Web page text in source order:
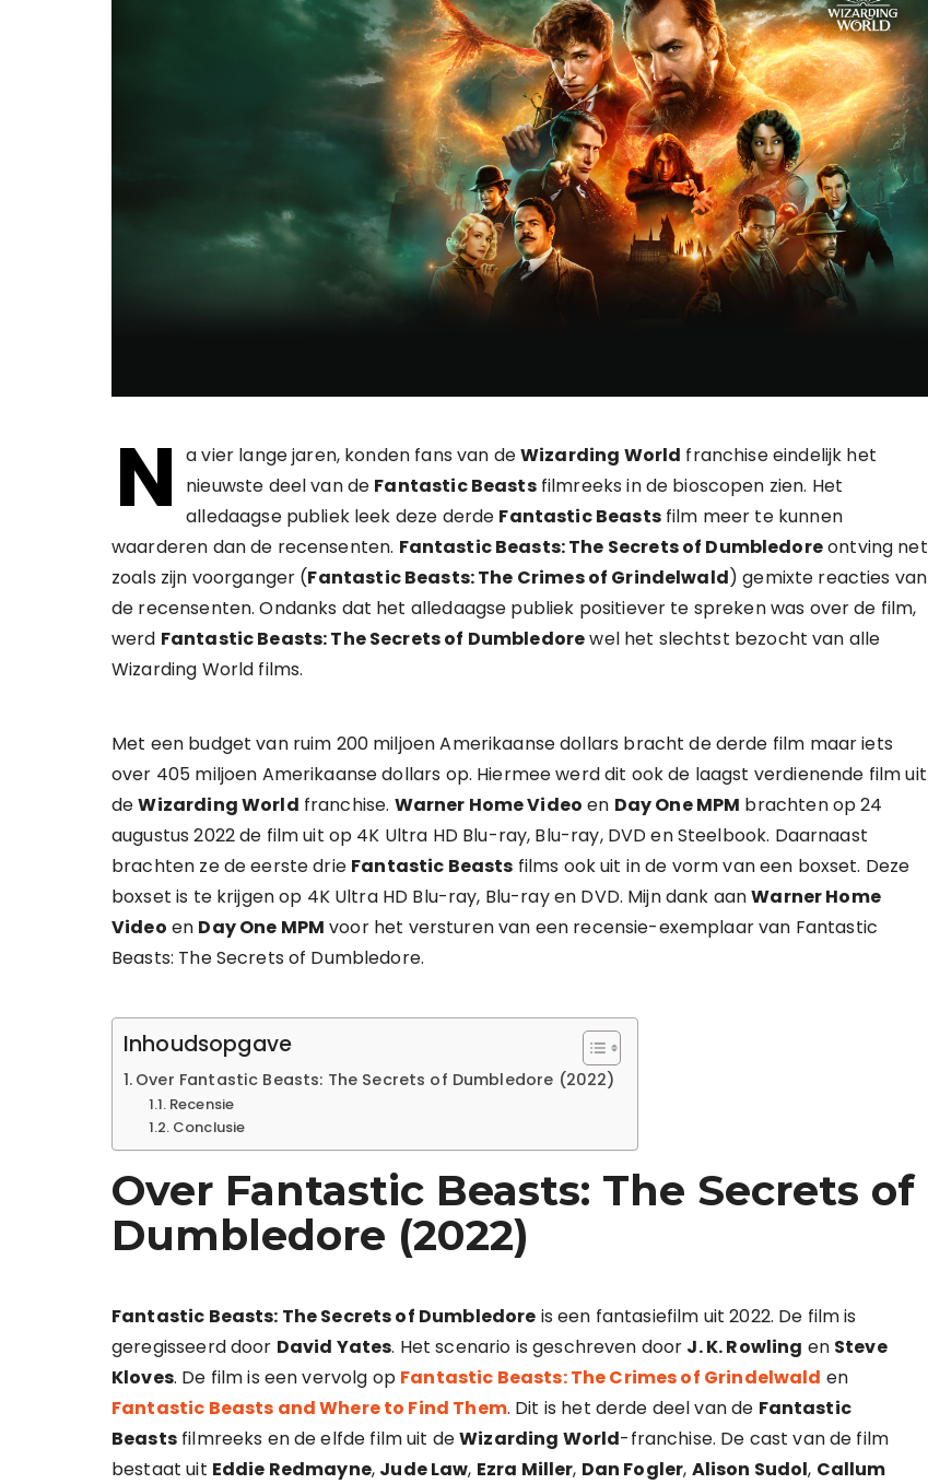
N a vier lange jaren, konden fans van deWizarding World franchise eindelijk het
nieuwste deel van de Fantastic Beastsfilmreeks in de bioscopen zien. Het
alledaagse publiek leek deze derde Fantastic Beastsfilm meer te kunnen
waarderen dan de recensenten. Fantastic Beasts: The Secrets of Dumbledoreontving net
zoals zijn voorganger (Fantastic Beasts: The Crimes of Grindelwald) gemixte reacties van
de recensenten. Ondanks dat het alledaagse publiek positiever te spreken was over de film,
werd Fantastic Beasts: The Secrets of Dumbledorewel het slechtst bezocht van alle
Wizarding World films.
Met een budget van ruim 200 miljoen Amerikaanse dollars bracht de derde film maar iets
over 405 miljoen Amerikaanse dollars op. Hiermee werd dit ook de laagst verdienende film uit
deWizarding World franchise. Warner Home Video en Day One MPM brachten op 24
augustus 2022 de film uit op 4K Ultra HD Blu-ray, Blu-ray, DVD en Steelbook. Daarnaast
brachten ze de eerste drie Fantastic Beasts films ook uit in de vorm van een boxset. Deze
boxset is te krijgen op 4K Ultra HD Blu-ray, Blu-ray en DVD. Mijn dank aanWarner Home
Video en Day One MPM voor het versturen van een recensie-exemplaar van Fantastic
Beasts: The Secrets of Dumbledore.
Inhoudsopgave
Over Fantastic Beasts: The Secrets of Dumbledore (2022)
Recensie
Conclusie
Over Fantastic Beasts: The Secrets of
Dumbledore (2022)
Fantastic Beasts: The Secrets of Dumbledore is een fantasiefilm uit 2022. De film is
geregisseerd door David Yates. Het scenario is geschreven door J. K. Rowling en Steve
Kloves. De film is een vervolg op Fantastic Beasts: The Crimes of Grindelwald en
Fantastic Beasts and Where to Find Them. Dit is het derde deel van de Fantastic
Beastsfilmreeks en de elfde film uit deWizarding World-franchise. De cast van de film
bestaat uit Eddie Redmayne, Jude Law, Ezra Miller, Dan Fogler, Alison Sudol, Callum